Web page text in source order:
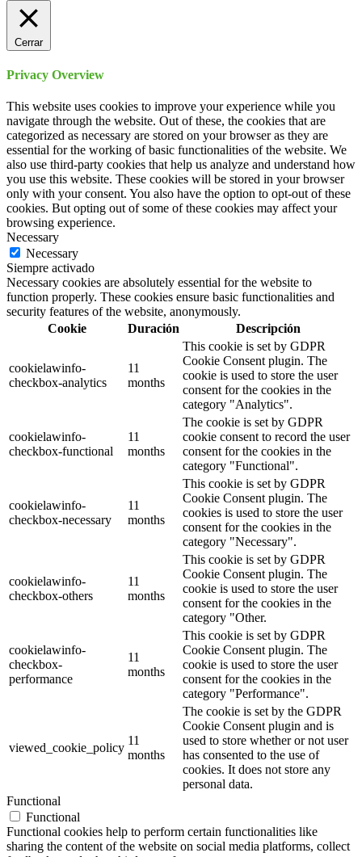
Cerrar
Privacy Overview
This website uses cookies to improve your experience while you
navigate through the website. Out of these, the cookies that are
categorized as necessary are stored on your browser as they are
essential for the working of basic functionalities of the website. We
also use third-party cookies that help us analyze and understand how
you use this website. These cookies will be stored in your browser
only with your consent. You also have the option to opt-out of these
cookies. But opting out of some of these cookies may affect your
browsing experience.
Necessary
Necessary
Siempre activado
Necessary cookies are absolutely essential for the website to
function properly. These cookies ensure basic functionalities and
security features of the website, anonymously.
Cookie
Duración Descripción
cookielawinfo-
checkbox-analytics
11
months
This cookie is set by GDPR
Cookie Consent plugin. The
cookie is used to store the user
consent for the cookies in the
category "Analytics".
cookielawinfo-
checkbox-functional
11
months
The cookie is set by GDPR
cookie consent to record the user
consent for the cookies in the
category "Functional".
cookielawinfo-
checkbox-necessary
11
months
This cookie is set by GDPR
Cookie Consent plugin. The
cookies is used to store the user
consent for the cookies in the
category "Necessary".
cookielawinfo-
checkbox-others
11
months
This cookie is set by GDPR
Cookie Consent plugin. The
cookie is used to store the user
consent for the cookies in the
category "Other.
cookielawinfo-
checkbox-
performance
11
months
This cookie is set by GDPR
Cookie Consent plugin. The
cookie is used to store the user
consent for the cookies in the
category "Performance".
viewed_cookie_policy
11
months
The cookie is set by the GDPR
Cookie Consent plugin and is
used to store whether or not user
has consented to the use of
cookies. It does not store any
personal data.
Functional
Functional
Functional cookies help to perform certain functionalities like
sharing the content of the website on social media platforms, collect